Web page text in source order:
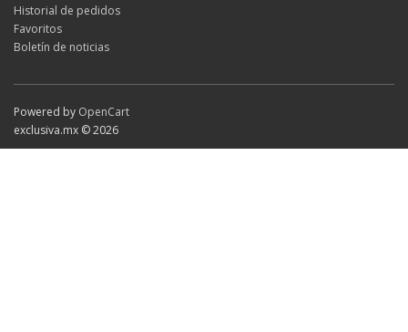
Historial de pedidos
Favoritos
Boletín de noticias
Powered by OpenCart
exclusiva.mx © 2026